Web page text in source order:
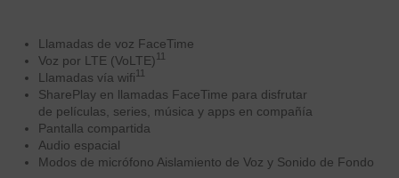
Llamadas de voz FaceTime
Voz por LTE (VoLTE)11
Llamadas vía wifi11
SharePlay en llamadas FaceTime para disfrutar
de películas, series, música y apps en compañía
Pantalla compartida
Audio espacial
Modos de micrófono Aislamiento de Voz y Sonido de Fondo